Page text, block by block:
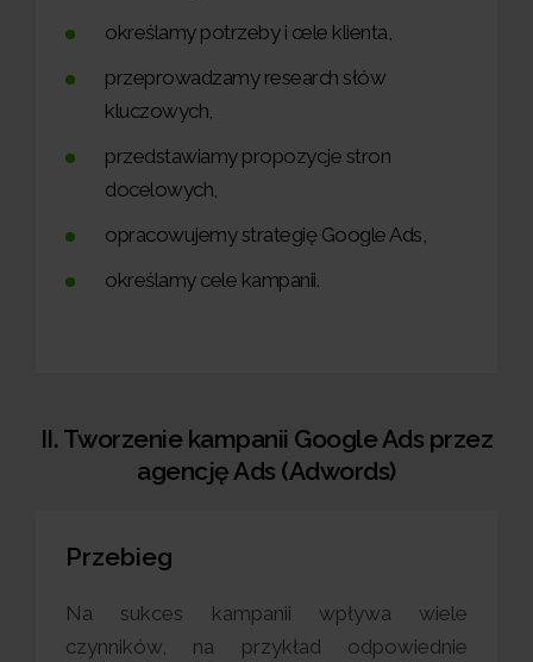
określamy potrzeby i cele klienta,
przeprowadzamy research słów
kluczowych,
przedstawiamy propozycje stron
docelowych,
opracowujemy strategię Google Ads,
określamy cele kampanii.
II. Tworzenie kampanii Google Ads przez
agencję Ads (Adwords)
Przebieg
Na sukces kampanii wpływa wiele
czynników, na przykład odpowiednie